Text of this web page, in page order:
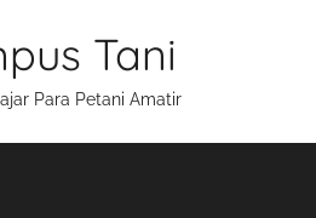
Tani
Para Petani Amatir